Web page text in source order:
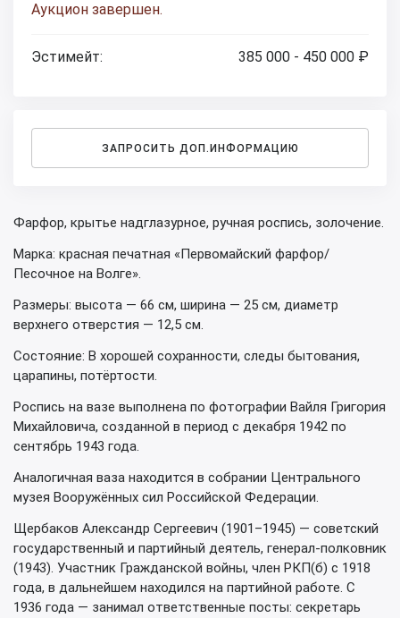
Аукцион завершен.
Эстимейт: 385 000 - 450 000 ₽
ЗАПРОСИТЬ ДОП.ИНФОРМАЦИЮ
Фарфор, крытье надглазурное, ручная роспись, золочение.
Марка: красная печатная «Первомайский фарфор/
Песочное на Волге».
Размеры: высота — 66 см, ширина — 25 см, диаметр
верхнего отверстия — 12,5 см.
Состояние: В хорошей сохранности, следы бытования,
царапины, потёртости.
Роспись на вазе выполнена по фотографии Вайля Григория
Михайловича, созданной в период с декабря 1942 по
сентябрь 1943 года.
Аналогичная ваза находится в собрании Центрального
музея Вооружённых сил Российской Федерации.
Щербаков Александр Сергеевич (1901–1945) — советский
государственный и партийный деятель, генерал-полковник
(1943). Участник Гражданской войны, член РКП(б) с 1918
года, в дальнейшем находился на партийной работе. С
1936 года — занимал ответственные посты: секретарь